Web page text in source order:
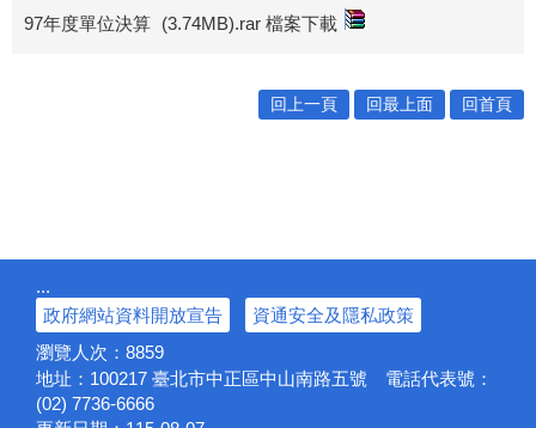
97年度單位決算 (3.74MB).rar 檔案下載
回上一頁 回最上面 回首頁
:::
政府網站資料開放宣告
資通安全及隱私政策
瀏覽人次： 8859
地址：100217 臺北市中正區中山南路五號 電話代表號：
(02) 7736-6666